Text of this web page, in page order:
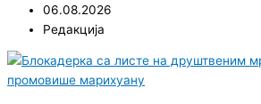
06.08.2026
Редакција